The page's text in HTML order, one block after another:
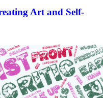
Art and Self-